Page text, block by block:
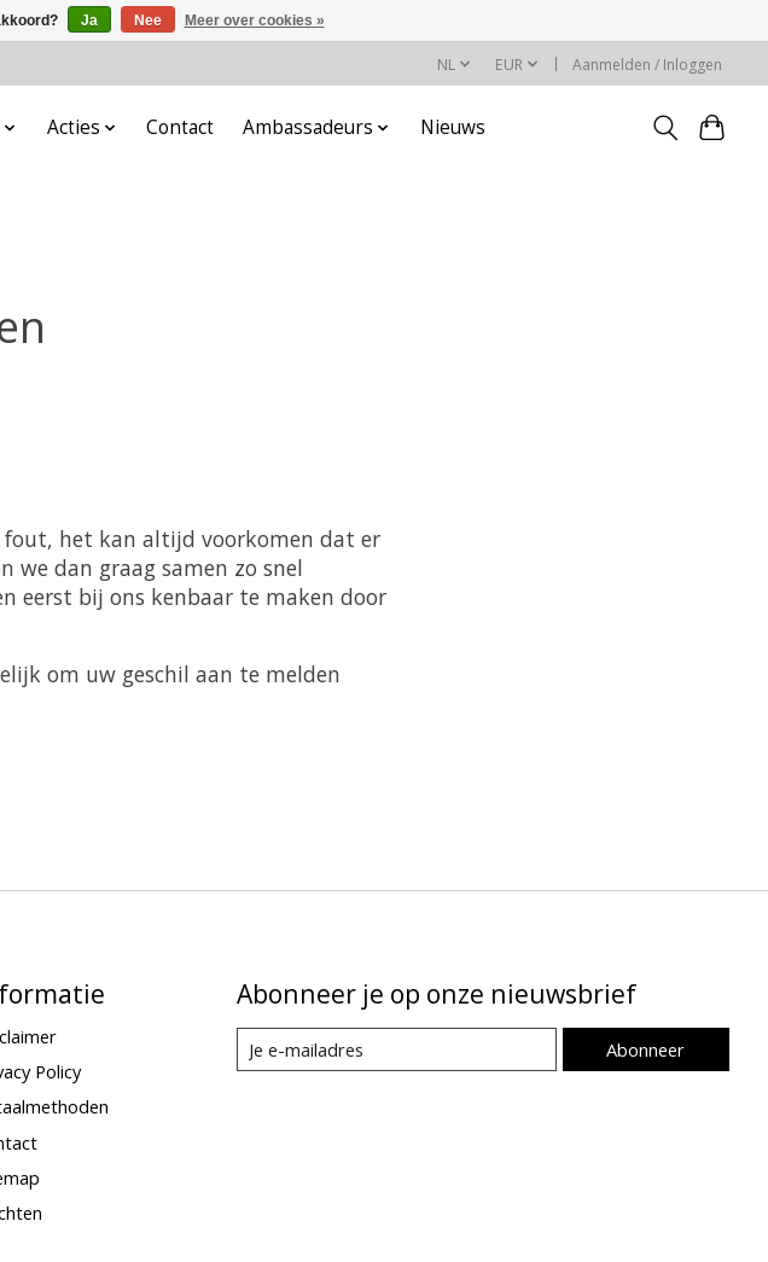
NL EUR Aanmelden / Inloggen
Acties Contact Ambassadeurs Nieuws
fout, het kan altijd voorkomen dat er
we dan graag samen zo snel
eerst bij ons kenbaar te maken door
om uw geschil aan te melden
Policy
Abonneer je op onze nieuwsbrief
Abonneer
Ja Nee Meer over cookies »